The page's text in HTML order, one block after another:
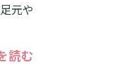
元や
読む